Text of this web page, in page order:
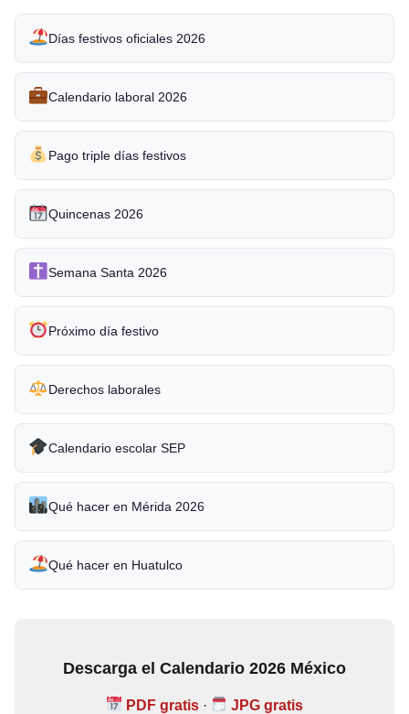
Días festivos oficiales 2026
Calendario laboral 2026
Pago triple días festivos
Quincenas 2026
Semana Santa 2026
Próximo día festivo
Derechos laborales
Calendario escolar SEP
Qué hacer en Mérida 2026
Qué hacer en Huatulco
Descarga el Calendario 2026 México
PDF gratis · JPG gratis